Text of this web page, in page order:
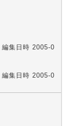
集日時 2005-0
集日時 2005-0